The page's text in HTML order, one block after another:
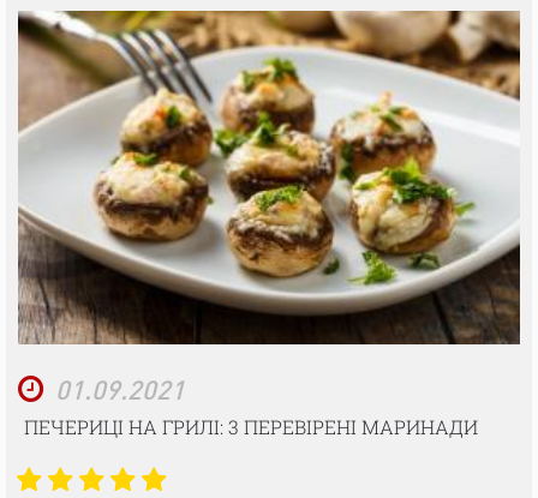
01.09.2021
ПЕЧЕРИЦІ НА ГРИЛІ: 3 ПЕРЕВІРЕНІ МАРИНАДИ